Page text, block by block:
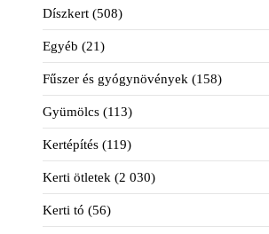
Díszkert (508)
Egyéb (21)
Fűszer és gyógynövények (158)
Gyümölcs (113)
Kertépítés (119)
Kerti ötletek (2 030)
Kerti tó (56)